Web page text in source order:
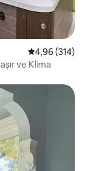
5 üzerinden
4,96 (314)
ve Klima